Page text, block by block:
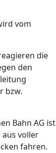
vom
die
den
bzw.
Bahn AG ist
aus voller
fahren.